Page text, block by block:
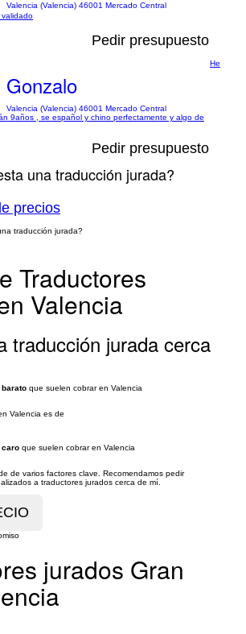
Valencia (Valencia) 46001 Mercado Central
validado
Pedir presupuesto
Gonzalo
Valencia (Valencia) 46001 Mercado Central
He
9años , se español y chino perfectamente y algo de
Pedir presupuesto
una traducción jurada?
precios
Traductores
Valencia
traducción jurada cerca
que suelen cobrar en Valencia
Valencia es de
caro que suelen cobrar en Valencia
de varios factores clave. Recomendamos pedir
a traductores jurados cerca de mí.
jurados Gran